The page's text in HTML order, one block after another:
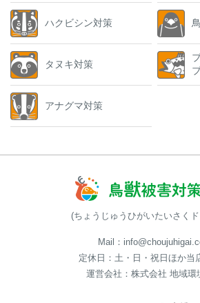
ハクビシン対策
タヌキ対策
アナグマ対策
(ちょうじゅうひがいたいさく
Mail：
定休日：土・日・祝日ほか当
運営会社：株式会社 地域環